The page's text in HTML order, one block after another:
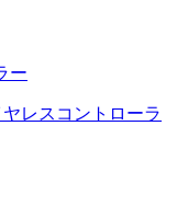
ー
レスコントローラ